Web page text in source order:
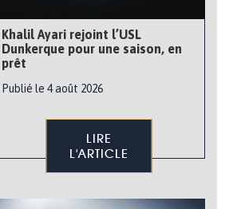
Khalil Ayari rejoint l’USL
Dunkerque pour une saison, en
prêt
Publié le 4 août 2026
LIRE
L'ARTICLE